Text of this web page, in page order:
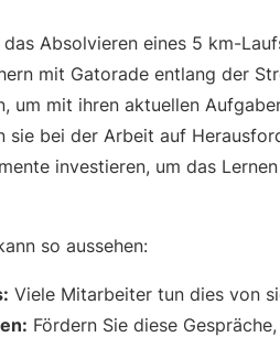
Absolvieren eines 5 km-
mit Gatorade entlang der
um mit ihren aktuellen
sie bei der Arbeit auf
investieren, um das
so aussehen:
Viele Mitarbeiter tun dies von
Fördern Sie diese